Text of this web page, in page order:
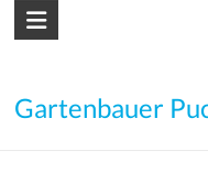
den
Gartenbauer